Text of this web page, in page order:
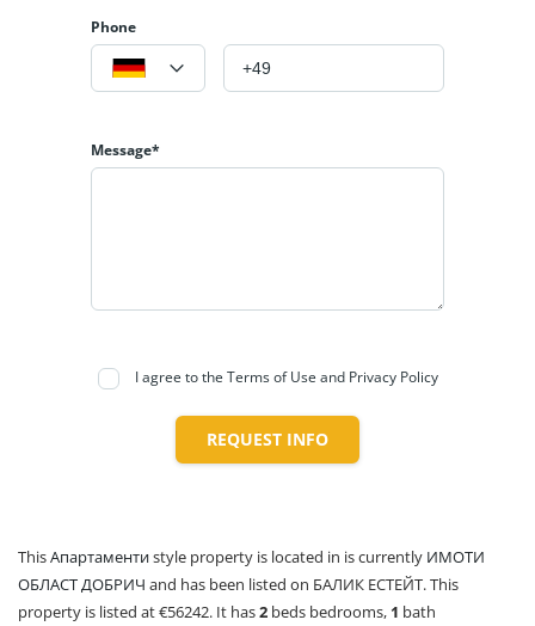
Phone
Message*
I agree to the Terms of Use and Privacy Policy
REQUEST INFO
ThisАпартаментиstyle property is located in is currently ИМОТИ
ОБЛАСТ ДОБРИЧ and has been listed on БАЛИК ЕСТЕЙТ. This
property is listed at €56242. It has2 beds bedrooms, 1 bath